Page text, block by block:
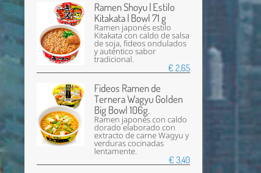
Ramen Shoyu | Estilo
Kitakata | Bowl 71 g
Ramen japonés estilo
Kitakata con caldo de salsa
de soja, fideos ondulados
y auténtico sabor
tradicional.
€ 2,65
Fideos Ramen de
Ternera Wagyu Golden
Big Bowl 106g.
Ramen japonés con caldo
dorado elaborado con
extracto de carne Wagyu y
verduras cocinadas
lentamente.
€ 3,40